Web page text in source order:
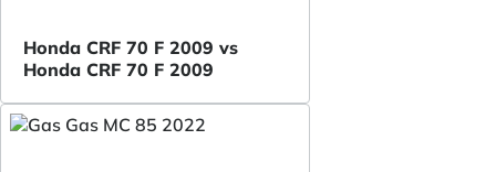
Honda CRF 70 F 2009 vs
Honda CRF 70 F 2009